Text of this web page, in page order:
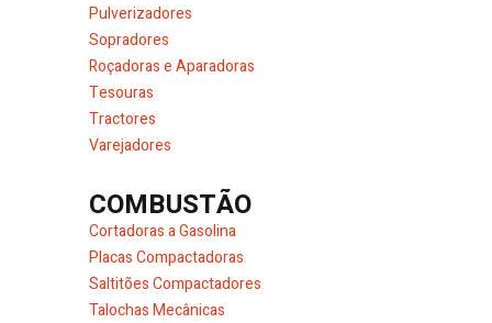
Pulverizadores
Sopradores
Roçadoras e Aparadoras
Tesouras
Tractores
Varejadores
COMBUSTÃO
Cortadoras a Gasolina
Placas Compactadoras
Saltitões Compactadores
Talochas Mecânicas